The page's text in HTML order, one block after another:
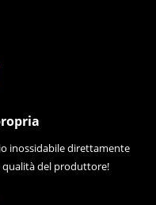
inossidabile direttamente
qualità del produttore!